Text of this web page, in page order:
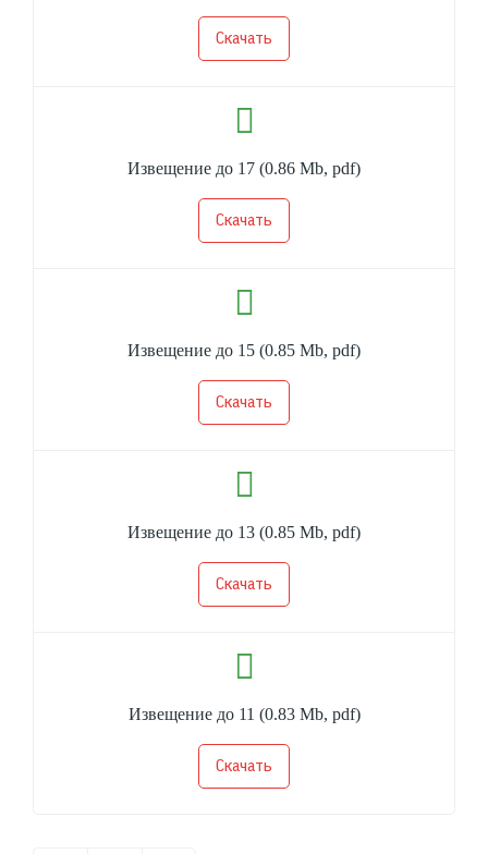
Скачать
Извещение до 17 (0.86 Mb, pdf)
Скачать
Извещение до 15 (0.85 Mb, pdf)
Скачать
Извещение до 13 (0.85 Mb, pdf)
Скачать
Извещение до 11 (0.83 Mb, pdf)
Скачать